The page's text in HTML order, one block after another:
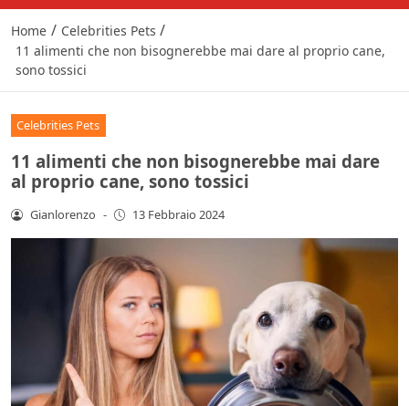
Home / Celebrities Pets /
11 alimenti che non bisognerebbe mai dare al proprio cane,
sono tossici
Celebrities Pets
11 alimenti che non bisognerebbe mai dare
al proprio cane, sono tossici
Gianlorenzo - 13 Febbraio 2024